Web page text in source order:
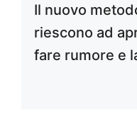
Il nuovo
riescono ad
fare rumore e